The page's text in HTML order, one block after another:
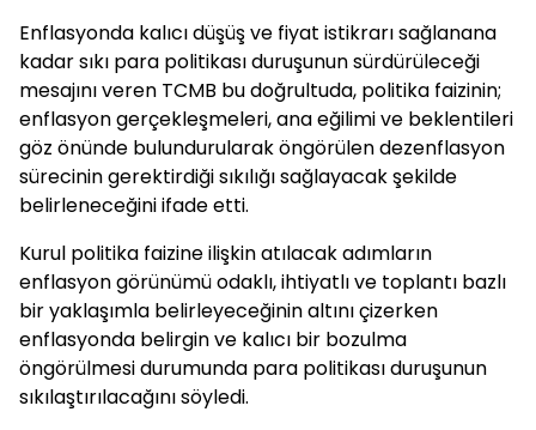
Enflasyonda kalıcı düşüş ve fiyat istikrarı sağlanana
kadar sıkı para politikası duruşunun sürdürüleceği
mesajını veren TCMB bu doğrultuda, politika faizinin;
enflasyon gerçekleşmeleri, ana eğilimi ve beklentileri
göz önünde bulundurularak öngörülen dezenflasyon
sürecinin gerektirdiği sıkılığı sağlayacak şekilde
belirleneceğini ifade etti.
Kurul politika faizine ilişkin atılacak adımların
enflasyon görünümü odaklı, ihtiyatlı ve toplantı bazlı
bir yaklaşımla belirleyeceğinin altını çizerken
enflasyonda belirgin ve kalıcı bir bozulma
öngörülmesi durumunda para politikası duruşunun
sıkılaştırılacağını söyledi.